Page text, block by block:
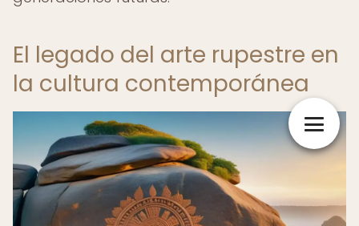
El legado del arte rupestre en
la cultura contemporánea